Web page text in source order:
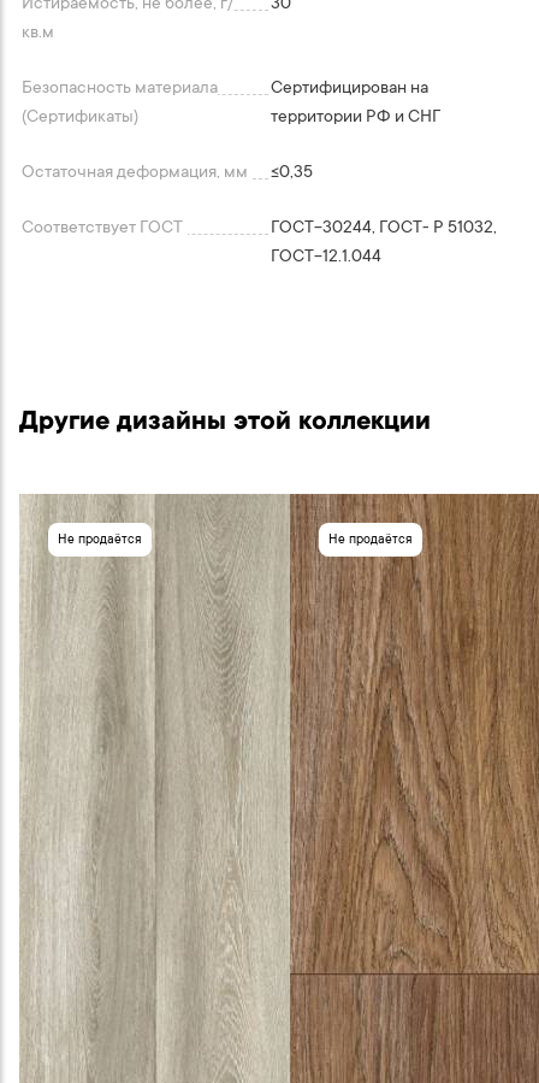
Истираемость, не более, г/
кв.м
30
Безопасность материала
(Сертификаты)
Сертифицирован на
территории РФ и СНГ
Остаточная деформация, мм ≤0,35
Соответствует ГОСТ
ГОСТ-30244, ГОСТ- P 51032,
ГОСТ-12.1.044
Другие дизайны этой коллекции
Не продаётся Не продаётся